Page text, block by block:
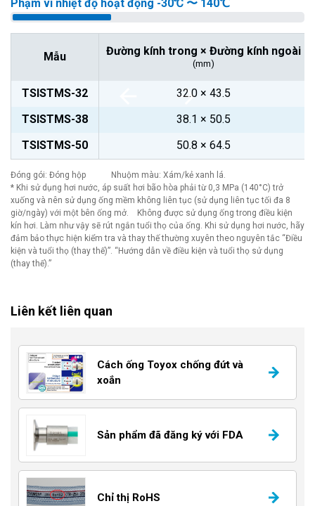
Phạm vi nhiệt độ hoạt động -30℃ 〜 140℃
Mẫu Đường kính trong × Đường kính ngoài
(mm)
TSISTMS-32
32.0 × 43.5
TSISTMS-38
38.1 × 50.5
TSISTMS-50
50.8 × 64.5
Đóng gói: Đóng hộp Nhuộm màu: Xám/kẻ xanh lá.
* Khi sử dụng hơi nước, áp suất hơi bão hòa phải từ 0,3 MPa (140°C) trở
xuống và nên sử dụng ống mềm không liên tục (sử dụng liên tục tối đa 8
giờ/ngày) với một bên ống mở. Không được sử dụng ống trong điều kiện
kín hơi. Làm như vậy sẽ rút ngắn tuổi thọ của ống. Khi sử dụng hơi nước, hãy
đảm bảo thực hiện kiểm tra và thay thế thường xuyên theo nguyên tắc “Điều
kiện và tuổi thọ (thay thế)”. “Hướng dẫn về điều kiện và tuổi thọ sử dụng
(thay thế).”
Liên kết liên quan
Cách ống Toyox chống đứt và
xoắn
Sản phẩm đã đăng ký với FDA
Chỉ thị RoHS